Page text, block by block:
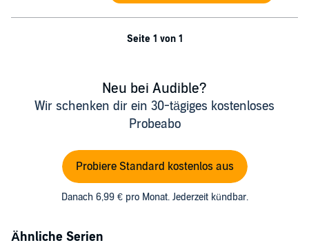
Seite 1 von 1
Neu bei Audible?
Wir schenken dir ein 30-tägiges kostenloses
Probeabo
Probiere Standard kostenlos aus
Danach 6,99 € pro Monat. Jederzeit kündbar.
Ähnliche Serien